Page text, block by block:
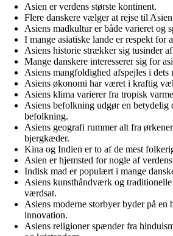
Asien er verdens største kontinent.
Flere danskere vælger at rejse til
Asiens madkultur er både varieret og
I mange asiatiske lande er respekt for
Asiens historie strækker sig tusinder
Mange danskere interesserer sig for
Asiens mangfoldighed afspejles i dets
Asiens økonomi har været i kraftig
Asiens klima varierer fra tropisk
Asiens befolkning udgør en betydelig
befolkning.
Asiens geografi rummer alt fra
bjergkæder.
Kina og Indien er to af de mest
Asien er hjemsted for nogle af
Indisk mad er populært i mange
Asiens kunsthåndværk og
værdsat.
Asiens moderne storbyer byder på
innovation.
Asiens religioner spænder fra